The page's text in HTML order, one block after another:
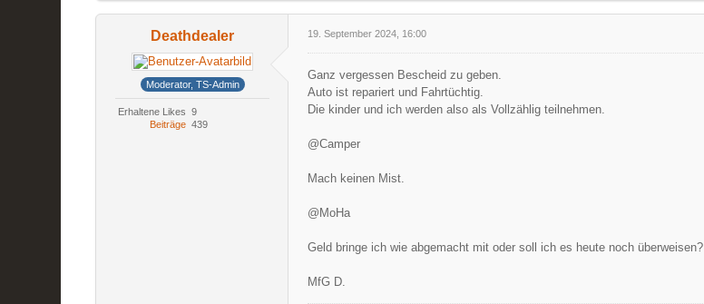
Deathdealer
Moderator, TS-Admin
Erhaltene Likes 9
Beiträge 439
19. September 2024, 16:00
Ganz vergessen Bescheid zu geben.
Auto ist repariert und Fahrtüchtig.
Die kinder und ich werden also als Vollzählig teilnehmen.
@Camper
Mach keinen Mist.
@MoHa
Geld bringe ich wie abgemacht mit oder soll ich es heute noch überweisen?
MfG D.